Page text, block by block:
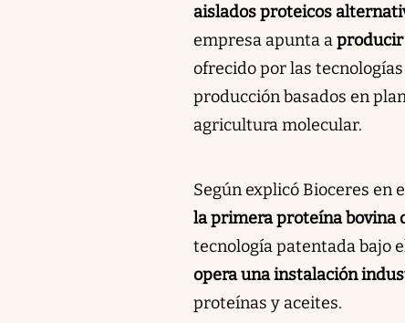
aislados proteicos
empresa apunta aproducir
ofrecido por las
producción basados en
agricultura molecular.
Según explicó Bioceres en
la primera proteína bovina
tecnología patentada bajo
opera una instalación
proteínas y aceites.